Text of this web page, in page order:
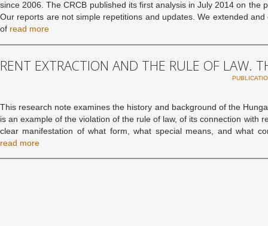
since 2006. The CRCB published its first analysis in July 2014 on
Our reports are not simple repetitions and updates. We extended
of read more
RENT EXTRACTION AND THE RULE OF LAW.
This research note examines the history and background of the
is an example of the violation of the rule of law, of its connection with
clear manifestation of what form, what special means, and what
read more